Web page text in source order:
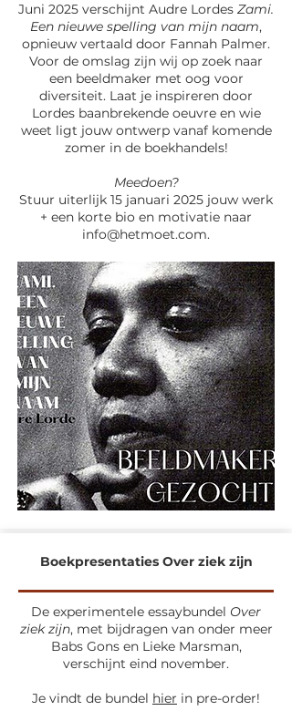
Juni 2025 verschijnt Audre Lordes Zami.
Een nieuwe spelling van mijn naam,
opnieuw vertaald door Fannah Palmer.
Voor de omslag zijn wij op zoek naar
een beeldmaker met oog voor
diversiteit. Laat je inspireren door
Lordes baanbrekende oeuvre en wie
weet ligt jouw ontwerp vanaf komende
zomer in de boekhandels!
Meedoen?
Stuur uiterlijk 15 januari 2025 jouw werk
+ een korte bio en motivatie naar
info@hetmoet.com.
Boekpresentaties Over ziek zijn
De experimentele essaybundel Over
ziek zijn, met bijdragen van onder meer
Babs Gons en Lieke Marsman,
verschijnt eind november.​
Je vindt de bundel hier in pre-order!